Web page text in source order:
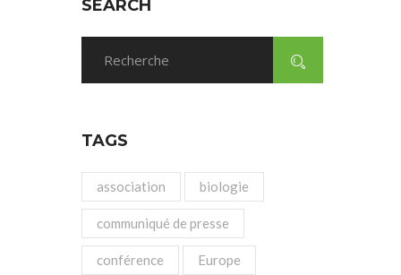
SEARCH
TAGS
association biologie
communiqué de presse
conférence Europe